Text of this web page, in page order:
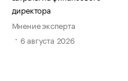
директора
Мнение эксперта
6 августа 2026